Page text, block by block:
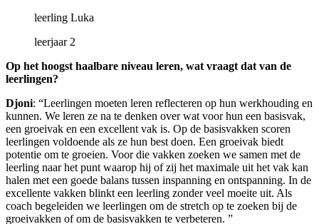
leerling Luka
leerjaar 2
Op het hoogst haalbare niveau leren, wat vraagt dat van de
leerlingen?
Djoni: “Leerlingen moeten leren reflecteren op hun werkhouding en
kunnen. We leren ze na te denken over wat voor hun een basisvak,
een groeivak en een excellent vak is. Op de basisvakken scoren
leerlingen voldoende als ze hun best doen. Een groeivak biedt
potentie om te groeien. Voor die vakken zoeken we samen met de
leerling naar het punt waarop hij of zij het maximale uit het vak kan
halen met een goede balans tussen inspanning en ontspanning. In de
excellente vakken blinkt een leerling zonder veel moeite uit. Als
coach begeleiden we leerlingen om de stretch op te zoeken bij de
groeivakken of om de basisvakken te verbeteren. ”